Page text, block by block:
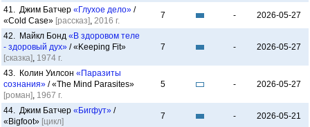
41. Джим Батчер «Глухое дело» /
«Cold Case» [рассказ], 2016 г.
7 - 2026-05-27
42. Майкл Бонд «В здоровом теле
- здоровый дух» / «Keeping Fit»
[сказка], 1974 г.
7 - 2026-05-27
43. Колин Уилсон «Паразиты
сознания» / «The Mind Parasites»
[роман], 1967 г.
5 - 2026-05-27
44. Джим Батчер «Бигфут» /
«Bigfoot» [цикл]
7 - 2026-05-21